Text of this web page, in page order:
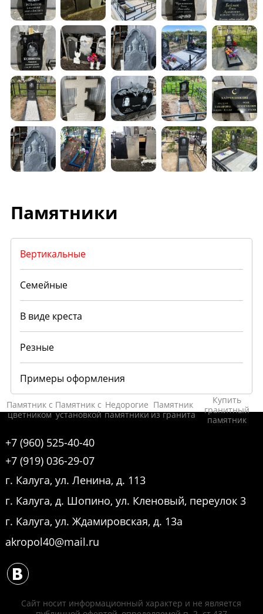
Памятники
Вертикальные
Семейные
В виде креста
Резные
Примеры оформления
Памятник с
цветником
Памятник с
установкой
Недорогие
памятники
Памятник
из гранита
Купить
гранитный
памятник
+7 (960) 525-40-40
+7 (919) 036-29-07
г. Калуга, ул. Ленина, д. 113
г. Калуга, д. Шопино, ул. Кленовый, переулок 3
г. Калуга, ул. Ждамировская, д. 13а
akropol40@mail.ru
Сайт носит информационный характер и не является